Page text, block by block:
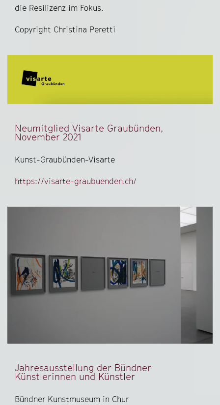
die Resilizenz im Fokus.
Copyright Christina Peretti
Neumitglied Visarte Graubünden,
November 2021
Kunst-Graubünden-Visarte
https://visarte-graubuenden.ch/
Jahresausstellung der Bündner
Künstlerinnen und Künstler
Bündner Kunstmuseum in Chur